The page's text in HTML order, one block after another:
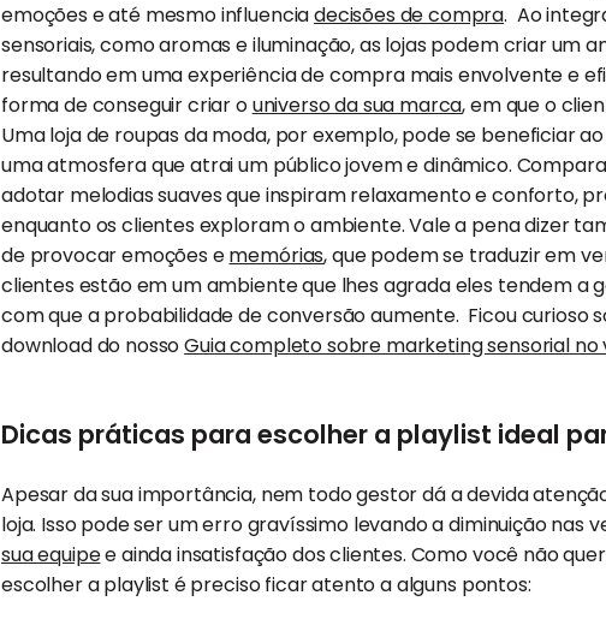
emoções e até mesmo influenciadecisões de compra. Ao
sensoriais, como aromas e iluminação, as lojas podem criar um
resultando em uma experiência de compra mais envolvente e
forma de conseguir criar ouniverso da sua marca, em que o
Uma loja de roupas da moda, por exemplo, pode se beneficiar
uma atmosfera que atrai um público jovem e dinâmico.
adotar melodias suaves que inspiram relaxamento e conforto,
enquanto os clientes exploram o ambiente. Vale a pena dizer
de provocar emoções ememórias, que podem se traduzir em
clientes estão em um ambiente que lhes agrada eles tendem a
com que a probabilidade de conversão aumente. Ficou curioso
download do nossoGuia completo sobre marketing sensorial no
Dicas práticas para escolher a playlist ideal
Apesar da sua importância, nem todo gestor dá a devida
loja. Isso pode ser um erro gravíssimo levando a diminuição nas
sua equipee ainda insatisfação dos clientes. Como você não
escolher a playlist é preciso ficar atento a alguns pontos: